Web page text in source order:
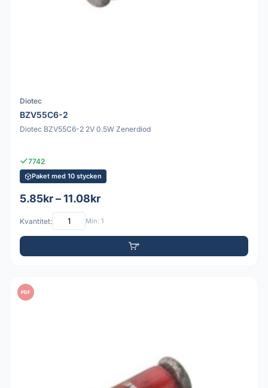
Diotec
BZV55C6-2
Diotec BZV55C6-2 2V 0.5W Zenerdiod
7742
Paket med 10 stycken
5.85kr – 11.08kr
Kvantitet: Min: 1
PDF